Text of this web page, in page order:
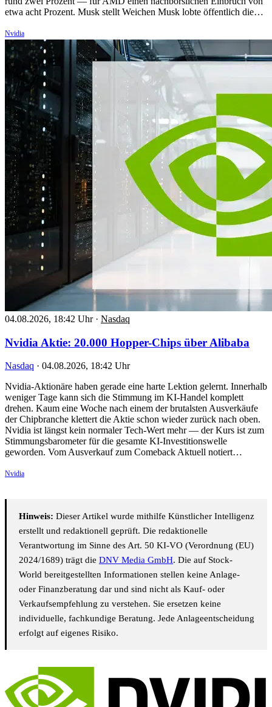
etwa acht Prozent. Musk stellt Weichen Musk lobte öffentlich die…
Nvidia
04.08.2026, 18:42 Uhr · Nasdaq
Nvidia Aktie: 20.000 Hopper-Chips über Alibaba
Nasdaq · 04.08.2026, 18:42 Uhr
Nvidia-Aktionäre haben gerade eine harte Lektion gelernt. Innerhalb
weniger Tage kann sich die Stimmung im KI-Handel komplett
drehen. Kaum eine Woche nach einem der brutalsten Ausverkäufe
der Chipbranche klettert die Aktie schon wieder zurück nach oben.
Nvidia ist längst kein normaler Tech-Wert mehr — der Kurs ist zum
Stimmungsbarometer für die gesamte KI-Investitionswelle
geworden. Vom Ausverkauf zum Comeback Aktuell notiert…
Nvidia
Hinweis: Dieser Artikel wurde mithilfe Künstlicher Intelligenz
erstellt und redaktionell geprüft. Die redaktionelle
Verantwortung im Sinne des Art. 50 KI-VO (Verordnung (EU)
2024/1689) trägt die DNV Media GmbH. Die auf Stock-
World bereitgestellten Informationen stellen keine Anlage-
oder Finanzberatung dar und sind nicht als Kauf- oder
Verkaufsempfehlung zu verstehen. Sie ersetzen keine
individuelle, fachkundige Beratung. Jede Anlageentscheidung
erfolgt auf eigenes Risiko.